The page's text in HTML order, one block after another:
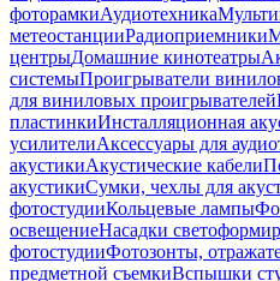
фоторамкиАудиотехника
метеостанцииРадиоприемники
центрыДомашние кинотеатры
системыПроигрыватели
для виниловых проигрывателей
пластинкиИнсталляционная
усилителиАксессуары для
акустикиАкустические кабели
акустикиСумки, чехлы для
фотостудииКольцевые лампы
освещениеНасадки
фотостудииФотозонты,
предметной съемкиВспышки